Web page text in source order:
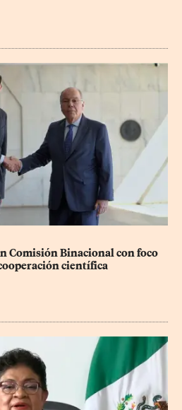
Comisión Binacional con foco
científica